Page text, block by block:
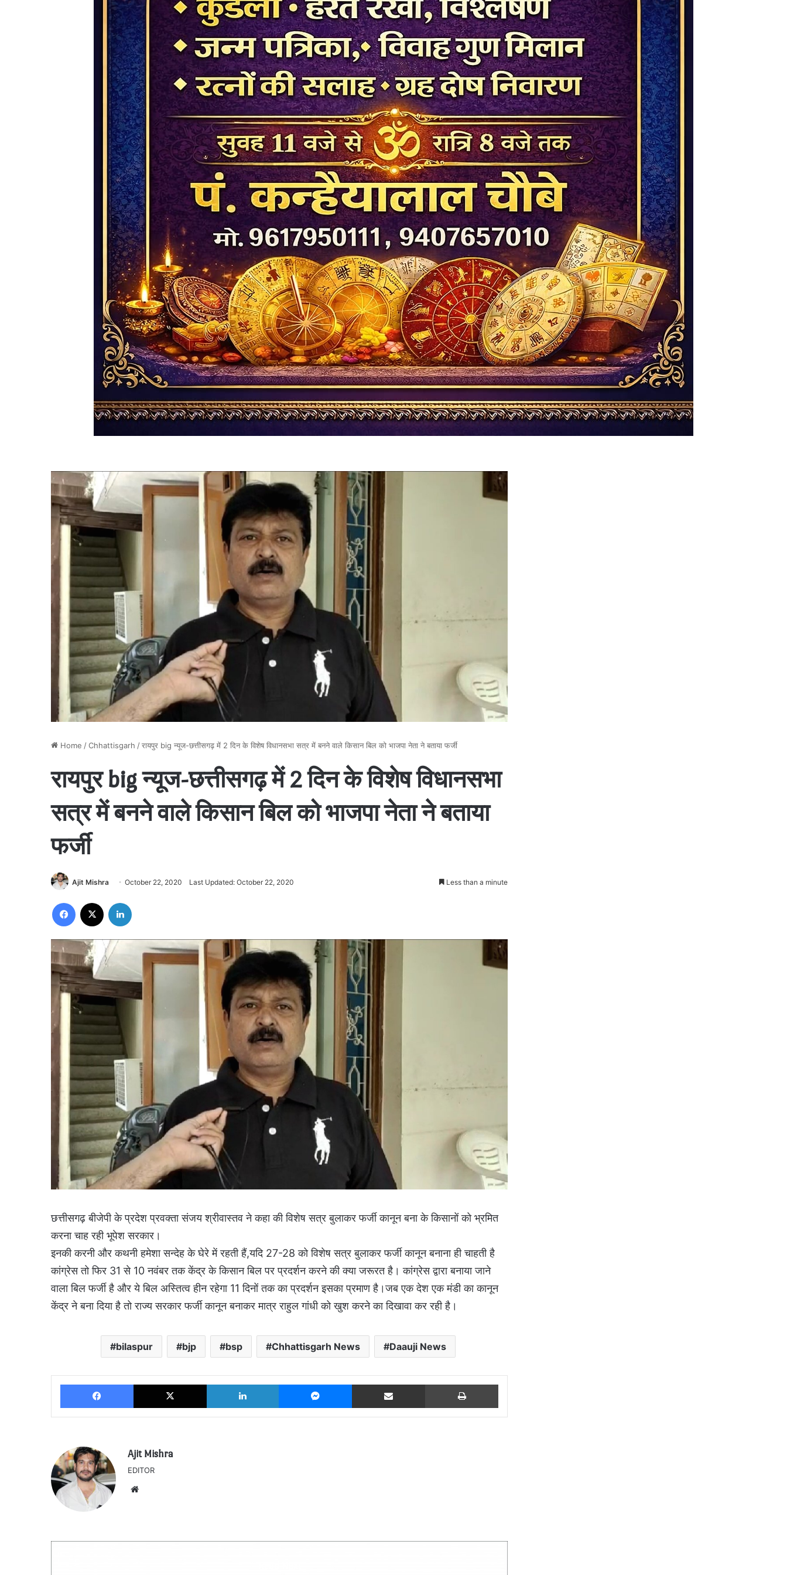
Home /Chhattisgarh /रायपुर big न्यूज-छत्तीसगढ़ में 2 दिन के विशेष विधानसभा सत्र में बनने वाले किसान बिल को भाजपा नेता ने बताया फर्जी
रायपुर big न्यूज-छत्तीसगढ़ में 2 दिन के विशेष विधानसभा
सत्र में बनने वाले किसान बिल को भाजपा नेता ने बताया
फर्जी
Ajit Mishra October 22, 2020 Last Updated: October 22, 2020 Less than a minute
Facebook
छत्तीसगढ़ बीजेपी के प्रदेश प्रवक्ता संजय श्रीवास्तव ने कहा की विशेष सत्र बुलाकर फर्जी कानून बना के किसानों को भ्रमित
करना चाह रही भूपेश सरकार।
इनकी करनी और कथनी हमेशा सन्देह के घेरे में रहती हैं,यदि 27-28 को विशेष सत्र बुलाकर फर्जी कानून बनाना ही चाहती है
कांग्रेस तो फिर 31 से 10 नवंबर तक केंद्र के किसान बिल पर प्रदर्शन करने की क्या जरूरत है। कांग्रेस द्वारा बनाया जाने
वाला बिल फर्जी है और ये बिल अस्तित्व हीन रहेगा 11 दिनों तक का प्रदर्शन इसका प्रमाण है।जब एक देश एक मंडी का कानून
केंद्र ने बना दिया है तो राज्य सरकार फर्जी कानून बनाकर मात्र राहुल गांधी को खुश करने का दिखावा कर रही है।
bilaspur bjp bsp Chhattisgarh News Daauji News
Facebook X LinkedIn Messenger Share via Email Print
Ajit Mishra
EDITOR